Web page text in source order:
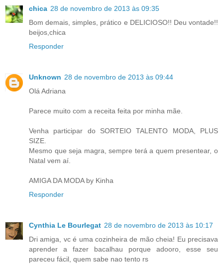
chica 28 de novembro de 2013 às 09:35
Bom demais, simples, prático e DELICIOSO!! Deu vontade!!
beijos,chica
Responder
Unknown 28 de novembro de 2013 às 09:44
Olá Adriana
Parece muito com a receita feita por minha mãe.
Venha participar do SORTEIO TALENTO MODA, PLUS
SIZE.
Mesmo que seja magra, sempre terá a quem presentear, o
Natal vem aí.
AMIGA DA MODA by Kinha
Responder
Cynthia Le Bourlegat 28 de novembro de 2013 às 10:17
Dri amiga, vc é uma cozinheira de mão cheia! Eu precisava
aprender a fazer bacalhau porque adooro, esse seu
pareceu fácil, quem sabe nao tento rs